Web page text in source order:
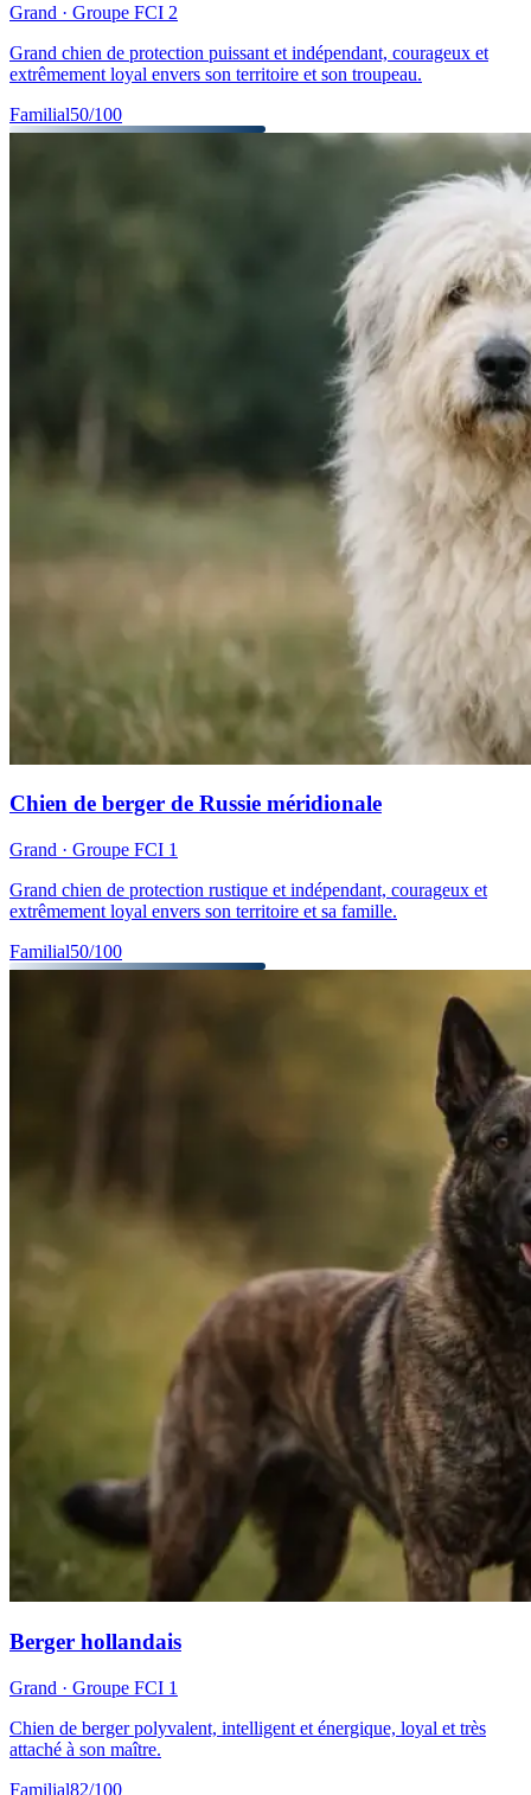
Grand · Groupe FCI 2
Grand chien de protection puissant et indépendant, courageux et
extrêmement loyal envers son territoire et son troupeau.
Familial50/100
Chien de berger de Russie méridionale
Grand · Groupe FCI 1
Grand chien de protection rustique et indépendant, courageux et
extrêmement loyal envers son territoire et sa famille.
Familial50/100
Berger hollandais
Grand · Groupe FCI 1
Chien de berger polyvalent, intelligent et énergique, loyal et très
attaché à son maître.
Familial82/100